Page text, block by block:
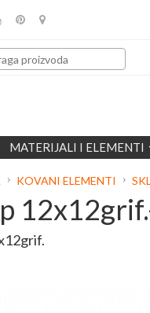
MATERIJALI I ELEMENTI
KOVANI ELEMENTI